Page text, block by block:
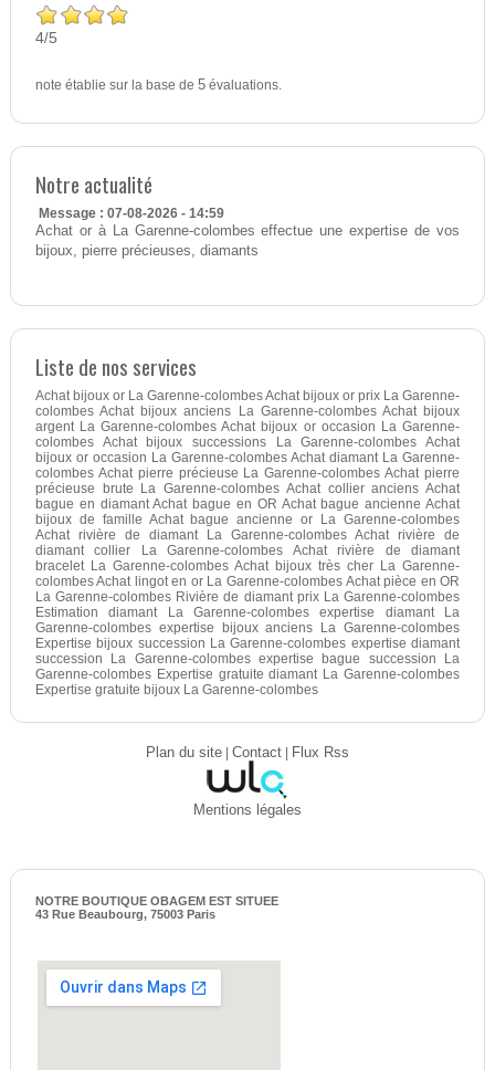
4/5
note établie sur la base de 5évaluations.
Notre actualité
Message : 07-08-2026 - 14:59
Achat or à La Garenne-colombes effectue une expertise de vos
bijoux, pierre précieuses, diamants
Liste de nos services
Achat bijoux or La Garenne-colombes Achat bijoux or prix La Garenne-
colombes Achat bijoux anciens La Garenne-colombes Achat bijoux
argent La Garenne-colombes Achat bijoux or occasion La Garenne-
colombes Achat bijoux successions La Garenne-colombes Achat
bijoux or occasion La Garenne-colombes Achat diamant La Garenne-
colombes Achat pierre précieuse La Garenne-colombes Achat pierre
précieuse brute La Garenne-colombes Achat collier anciens Achat
bague en diamant Achat bague en OR Achat bague ancienne Achat
bijoux de famille Achat bague ancienne or La Garenne-colombes
Achat rivière de diamant La Garenne-colombes Achat rivière de
diamant collier La Garenne-colombes Achat rivière de diamant
bracelet La Garenne-colombes Achat bijoux très cher La Garenne-
colombes Achat lingot en or La Garenne-colombes Achat pièce en OR
La Garenne-colombes Rivière de diamant prix La Garenne-colombes
Estimation diamant La Garenne-colombes expertise diamant La
Garenne-colombes expertise bijoux anciens La Garenne-colombes
Expertise bijoux succession La Garenne-colombes expertise diamant
succession La Garenne-colombes expertise bague succession La
Garenne-colombes Expertise gratuite diamant La Garenne-colombes
Expertise gratuite bijoux La Garenne-colombes
Plan du site| Contact| Flux Rss
Mentions légales
NOTRE BOUTIQUE OBAGEM EST SITUEE
43 Rue Beaubourg, 75003 Paris